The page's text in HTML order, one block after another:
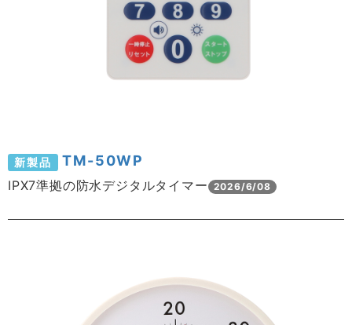
新製品 TM-50WP
IPX7準拠の防水デジタルタイマー 2026/6/08